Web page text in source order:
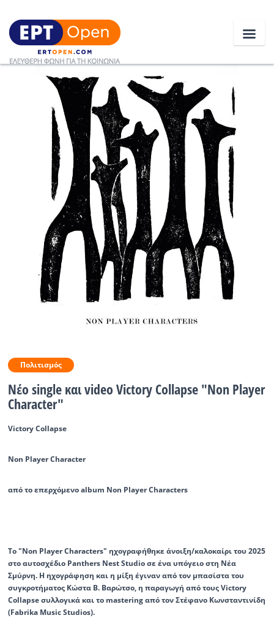
Ειδήσεις
Ελλάδα
Κοινωνία
Πολιτική
Οικονομία
Αθλητικά
Κόσμος
Ραδιόφωνο LIVE
Πολιτισμός
Πολιτισμός
Νέο single και video Victory Collapse "Non Player
Character"
Victory Collapse
Non Player Character
από το επερχόμενο album Non Player Characters
To "Non Player Characters" ηχογραφήθηκε άνοιξη/καλοκαίρι του 2025
στο αυτοσχέδιο Panthers Nest Studio σε ένα υπόγειο στη Νέα
Σμύρνη. Η ηχογράφηση και η μίξη έγιναν από τον μπασίστα του
συγκροτήματος Κώστα Β. Βαρώτσο, η παραγωγή από τους Victory
Collapse συλλογικά και το mastering από τον Στέφανο Κωνσταντινίδη
(Fabrika Music Studios).